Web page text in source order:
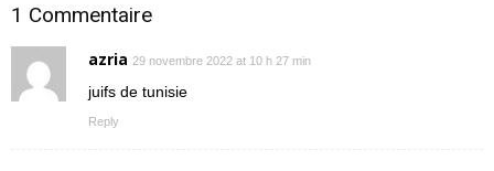
1 Commentaire
azria 29 novembre 2022 at 10 h 27 min
juifs de tunisie
Reply